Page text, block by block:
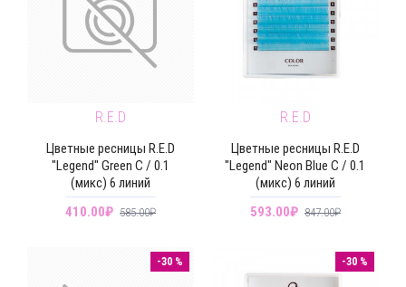
R.E.D
Цветные ресницы R.E.D
"Legend" Green C / 0.1
(микс) 6 линий
410.00₽ 585.00₽
R.E.D
Цветные ресницы R.E.D
"Legend" Neon Blue C / 0.1
(микс) 6 линий
593.00₽ 847.00₽
-30 % -30 %